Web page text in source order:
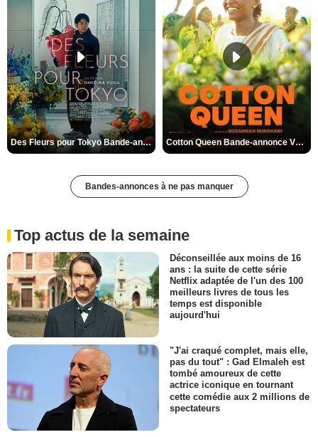
Des Fleurs pour Tokyo Bande-annonce VO STFR Cotton Queen Bande-annonce VO STFR
Bandes-annonces à ne pas manquer
Top actus de la semaine
Déconseillée aux moins de 16
ans : la suite de cette série
Netflix adaptée de l'un des 100
meilleurs livres de tous les
temps est disponible
aujourd'hui
"J'ai craqué complet, mais elle,
pas du tout" : Gad Elmaleh est
tombé amoureux de cette
actrice iconique en tournant
cette comédie aux 2 millions de
spectateurs